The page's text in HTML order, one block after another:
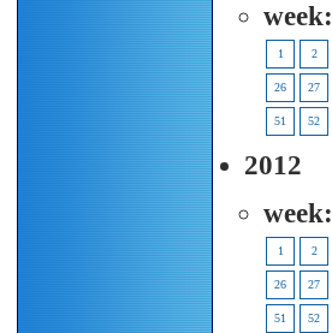
week:
1 2
26 27
51 52
2012
week:
1 2
26 27
51 52